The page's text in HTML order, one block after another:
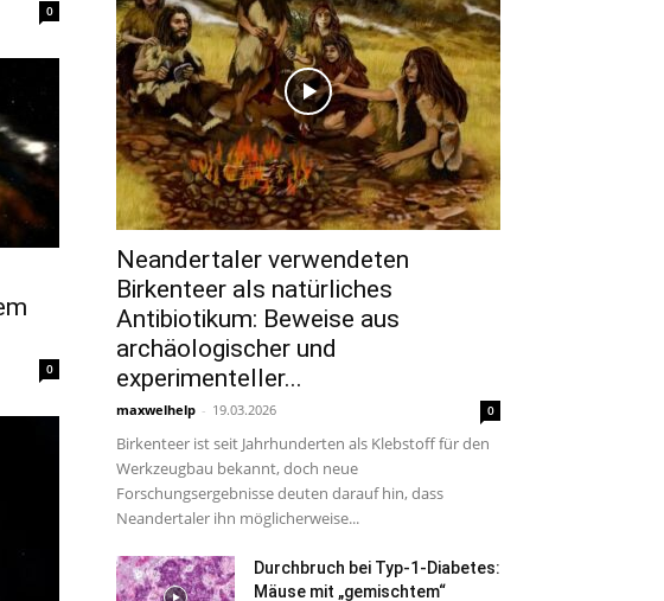
0
0
Neandertaler verwendeten
Birkenteer als natürliches
Antibiotikum: Beweise aus
archäologischer und
experimenteller...
maxwelhelp - 19.03.2026 0
Birkenteer ist seit Jahrhunderten als Klebstoff für den
Werkzeugbau bekannt, doch neue
Forschungsergebnisse deuten darauf hin, dass
Neandertaler ihn möglicherweise...
Durchbruch bei Typ-1-Diabetes:
Mäuse mit „gemischtem“